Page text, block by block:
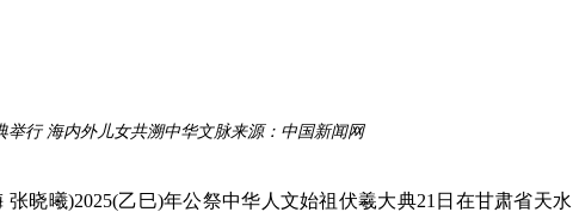
举行 海内外儿女共溯中华文脉来源：中国新闻网
晓曦)2025(乙巳)年公祭中华人文始祖伏羲大典21日在甘肃省天水